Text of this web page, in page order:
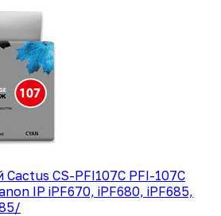
CS-PFI107C PFI-107C
IP iPF670, iPF680, iPF685,